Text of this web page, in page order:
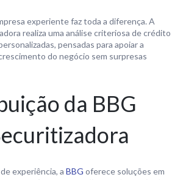
experiente faz toda a diferença. A
realiza uma análise criteriosa de crédito
pensadas para apoiar a
do negócio sem surpresas
da BBG
experiência, a BBG oferece soluções em